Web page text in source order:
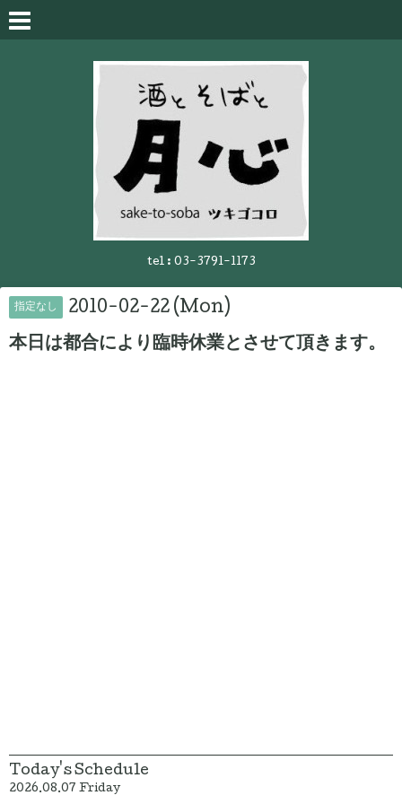
tel : 03-3791-1173
指定なし 2010-02-22 (Mon)
本日は都合により臨時休業とさせて頂きます。
Today's Schedule
2026.08.07 Friday